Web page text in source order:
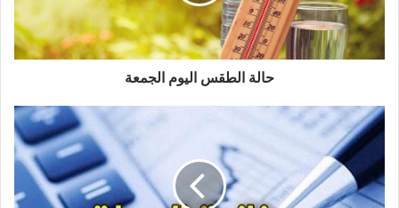
حالة الطقس اليوم الجمعة